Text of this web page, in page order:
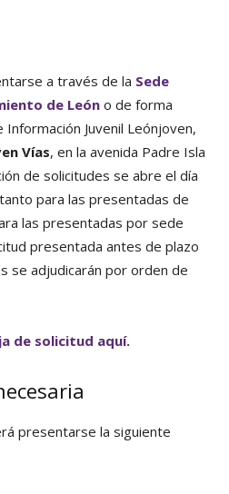
a través de la Sede
de León o de forma
Juvenil Leónjoven,
Vías, en la avenida Padre Isla
de solicitudes se abre el día
para las presentadas de
las presentadas por sede
presentada antes de plazo
se adjudicarán por orden de
de solicitud aquí.
presentarse la siguiente